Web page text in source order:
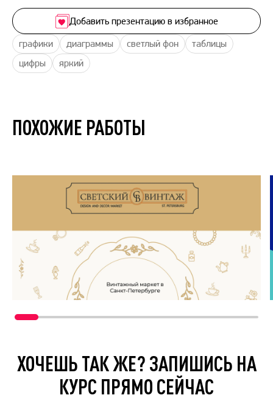
графики диаграммы светлый фон
таблицы
цифры
яркий
Добавить презентацию в избранное
ПОХОЖИЕ РАБОТЫ
ХОЧЕШЬ ТАК ЖЕ? ЗАПИШИСЬ НА
КУРС ПРЯМО СЕЙЧАС